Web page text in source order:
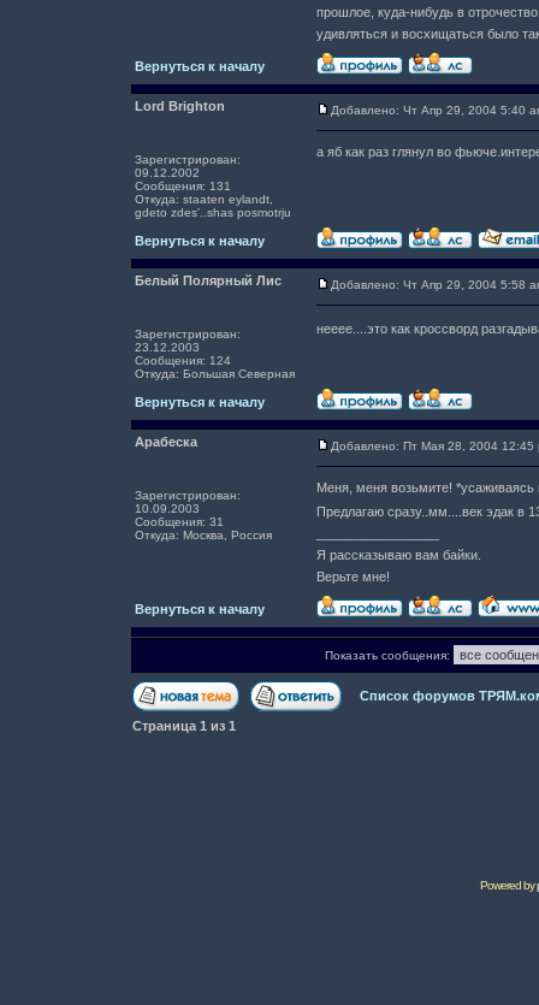
прошлое, куда-нибудь в
удивляться и восхищаться было
Вернуться к началу
Lord Brighton
Зарегистрирован:
09.12.2002
Сообщения: 131
Откуда: staaten eylandt,
gdeto zdes'..shas posmotrju
Добавлено: Чт Апр 29, 2004 5:40
а яб как раз глянул во
Вернуться к началу
Белый Полярный Лис
Зарегистрирован:
23.12.2003
Сообщения: 124
Откуда: Большая Северная
Добавлено: Чт Апр 29, 2004 5:58
нееее....это как кроссворд
Вернуться к началу
Арабеска
Зарегистрирован:
10.09.2003
Сообщения: 31
Откуда: Москва, Россия
Добавлено: Пт Мая 28, 2004 12:45
Меня, меня возьмите! *усаживаясь
Предлагаю сразу..мм....век эдак в
Я рассказываю вам байки.
Верьте мне!
Вернуться к началу
Показать сообщения:
Список форумов
Страница 1 из 1
Powered by